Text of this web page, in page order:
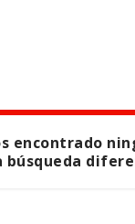
encontrado
búsqueda